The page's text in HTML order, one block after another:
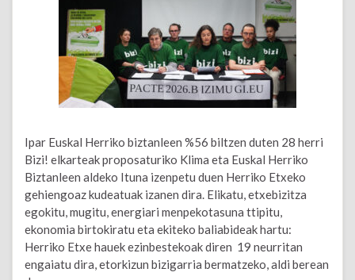
Ipar Euskal Herriko biztanleen %56 biltzen duten 28 herri
Bizi! elkarteak proposaturiko Klima eta Euskal Herriko
Biztanleen aldeko Ituna izenpetu duen Herriko Etxeko
gehiengoaz kudeatuak izanen dira. Elikatu, etxebizitza
egokitu, mugitu, energiari menpekotasuna ttipitu,
ekonomia birtokiratu eta ekiteko baliabideak hartu:
Herriko Etxe hauek ezinbestekoak diren 19 neurritan
engaiatu dira, etorkizun bizigarria bermatzeko, aldi berean